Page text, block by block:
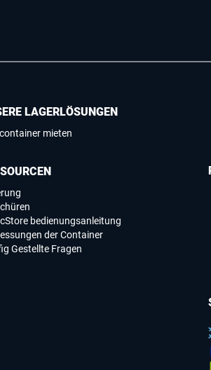
LAGERLÖSUNGEN
mieten
bedienungsanleitung
der Container
Gestellte Fragen